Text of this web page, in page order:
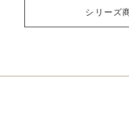
シリーズ